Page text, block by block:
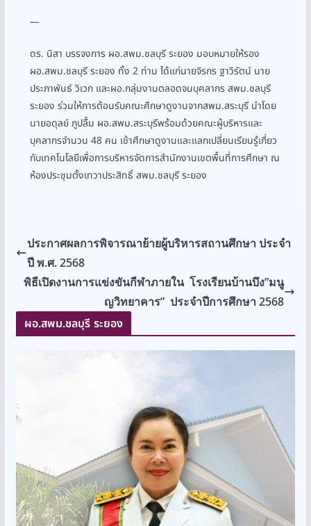
—
ดร. นิสา บรรจงการ ผอ.สพม.ชลบุรี ระยอง มอบหมายให้รอง
ผอ.สพม.ชลบุรี ระยอง ทั้ง 2 ท่าน ได้แก่นายจิรกร ฐาวิรัตน์ นาย
ประภาพันธ์ วิเวก และผอ.กลุ่มงานตลอดจนบุคลากร สพม.ชลบุรี
ระยอง ร่วมให้การต้อนรับคณะศึกษาดูงานจากสพม.สระบุรี นำโดย
นายอดุลย์ ภูปลื้ม ผอ.สพม.สระบุรีพร้อมด้วยคณะผู้บริหารและ
บุคลากรจำนวน 48 คน เข้าศึกษาดูงานและแลกเปลี่ยนเรียนรู้เกี่ยว
กับเทคโนโลยีเพื่อการบริหารจัดการสำนักงานเขตพื้นที่การศึกษา ณ
ห้องประชุมตั้งเทวาประสิทธิ์ สพม.ชลบุรี ระยอง
ประกาศผลการพิจารณาย้ายผู้บริหารสถานศึกษา ประจำ
ปี พ.ศ. 2568
พิธีเปิดงานการแข่งขันกีฬาภายใน โรงเรียนบ้านบึง”มนู
ญวิทยาคาร” ประจำปีการศึกษา 2568
ผอ.สพม.ชลบุรี ระยอง